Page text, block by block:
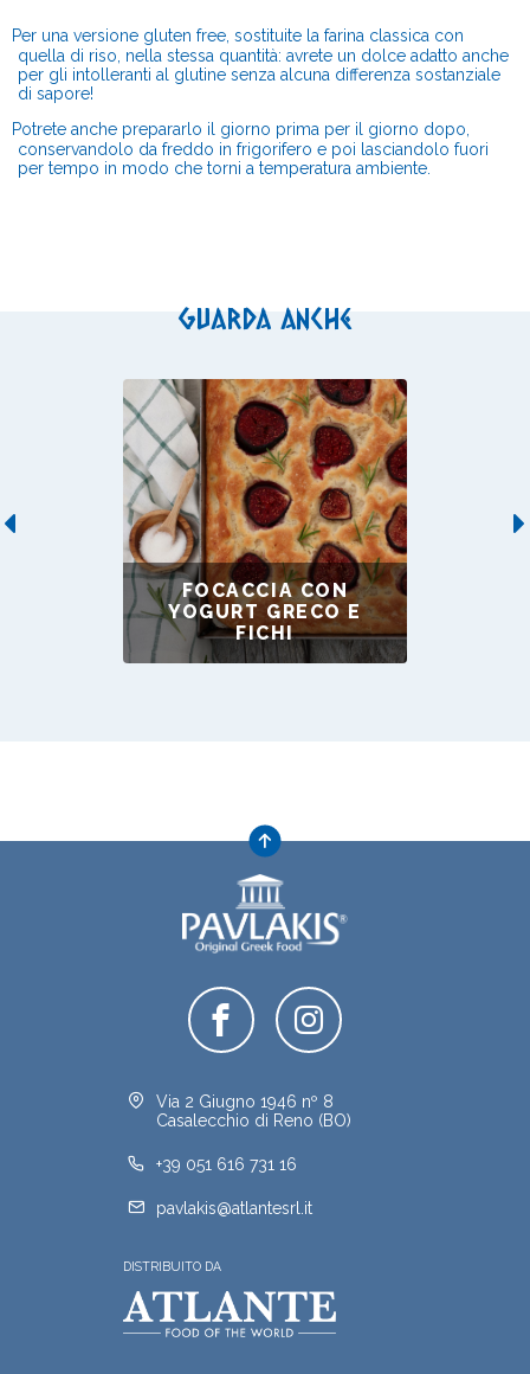
Per una versione gluten free, sostituite la farina classica con
quella di riso, nella stessa quantità: avrete un dolce adatto anche
per gli intolleranti al glutine senza alcuna differenza sostanziale
di sapore!
Potrete anche prepararlo il giorno prima per il giorno dopo,
conservandolo da freddo in frigorifero e poi lasciandolo fuori
per tempo in modo che torni a temperatura ambiente.
Guarda anche
Previous
FOCACCIA CON
YOGURT GRECO E
FICHI
Via 2 Giugno 1946 nº 8
Casalecchio di Reno (BO)
+39 051 616 731 16
pavlakis@atlantesrl.it
DISTRIBUITO DA